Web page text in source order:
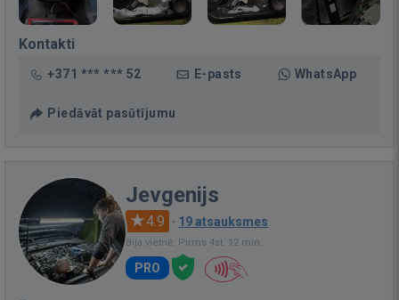
Kontakti
+371 *** *** 52 E-pasts WhatsApp
Piedāvāt pasūtījumu
Jevgenijs
4.9 · 19 atsauksmes
Bija vietnē: Pirms 4st. 12 min.
PRO